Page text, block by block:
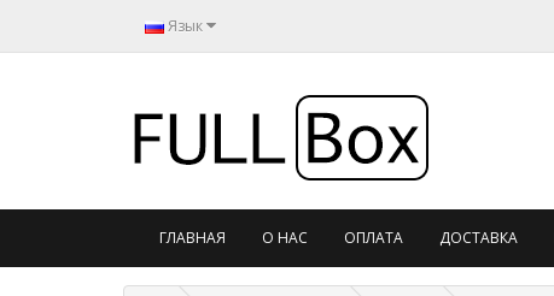
Язык
ГЛАВНАЯ О НАС ОПЛАТА ДОСТАВКА